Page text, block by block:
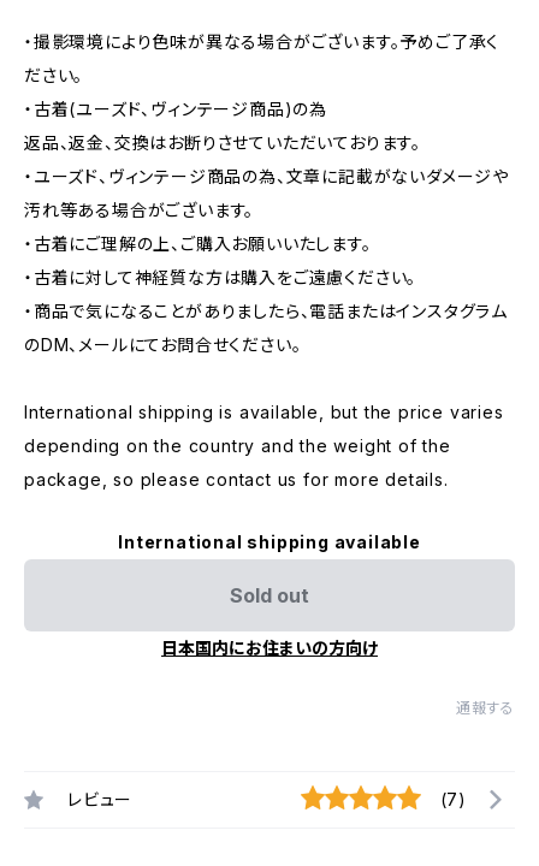
・撮影環境により色味が異なる場合がございます。予めご了承く
ださい。
・古着(ユーズド、ヴィンテージ商品)の為
返品、返金、交換はお断りさせていただいております。
・ユーズド、ヴィンテージ商品の為、文章に記載がないダメージや
汚れ等ある場合がございます。
・古着にご理解の上、ご購入お願いいたします。
・古着に対して神経質な方は購入をご遠慮ください。
・商品で気になることがありましたら、電話またはインスタグラム
のDM、メールにてお問合せください。
International shipping is available, but the price varies
depending on the country and the weight of the
package, so please contact us for more details.
International shipping available
Sold out
日本国内にお住まいの方向け
通報する
レビュー (7)